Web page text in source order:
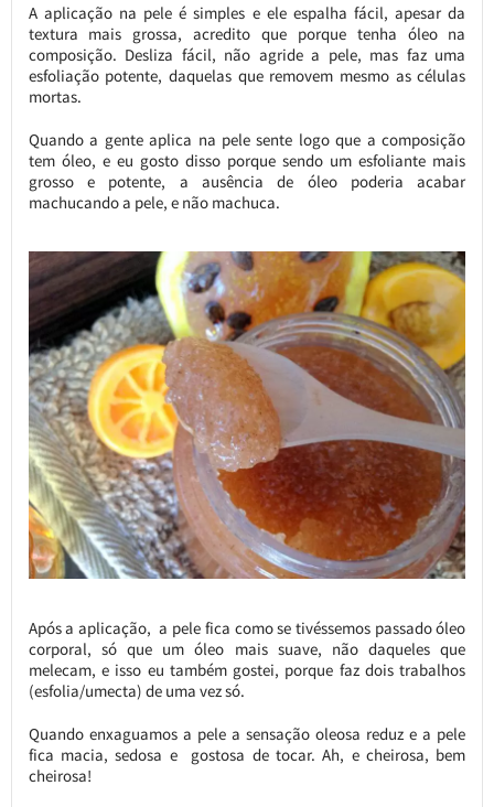
A aplicação na pele é simples e ele espalha fácil, apesar da
textura mais grossa, acredito que porque tenha óleo na
composição. Desliza fácil, não agride a pele, mas faz uma
esfoliação potente, daquelas que removem mesmo as células
mortas.
Quando a gente aplica na pele sente logo que a composição
tem óleo, e eu gosto disso porque sendo um esfoliante mais
grosso e potente, a ausência de óleo poderia acabar
machucando a pele, e não machuca.
Após a aplicação, a pele fica como se tivéssemos passado óleo
corporal, só que um óleo mais suave, não daqueles que
melecam, e isso eu também gostei, porque faz dois trabalhos
(esfolia/umecta) de uma vez só.
Quando enxaguamos a pele a sensação oleosa reduz e a pele
fica macia, sedosa e gostosa de tocar. Ah, e cheirosa, bem
cheirosa!